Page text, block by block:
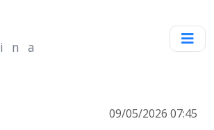
09/05/2026 07:45